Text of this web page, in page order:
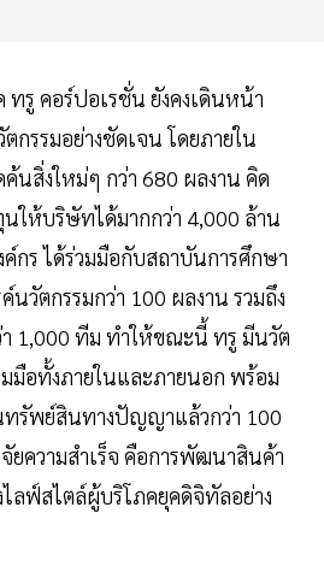
ทรู คอร์ปอเรชั่น ยังคงเดินหน้า
กรรมอย่างชัดเจน โดยภายใน
นสิ่งใหม่ๆ กว่า 680 ผลงาน คิด
ให้บริษัทได้มากกว่า 4,000 ล้าน
กร ได้ร่วมมือกับสถาบันการศึกษา
นวัตกรรมกว่า 100 ผลงาน รวมถึง
1,000 ทีม ทำให้ขณะนี้ ทรู มีนวัต
มมือทั้งภายในและภายนอก พร้อม
รัพย์สินทางปัญญาแล้วกว่า 100
ความสำเร็จ คือการพัฒนาสินค้า
ลฟ์สไตล์ผู้บริโภคยุคดิจิทัลอย่าง